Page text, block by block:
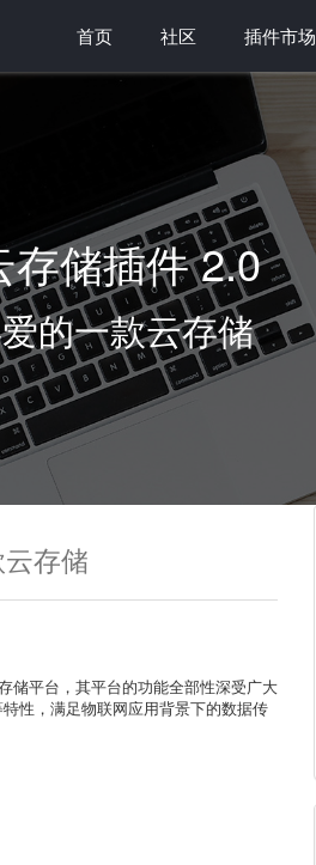
首页 社区 插件市场
存储插件 2.0
的一款云存储
存储
储平台，其平台的功能全部性深受广大
性，满足物联网应用背景下的数据传